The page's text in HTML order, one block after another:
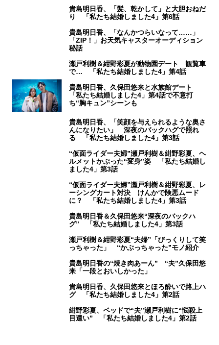
貴島明日香、「髪、乾かして」と大胆おねだ
り 「私たち結婚しました4」第6話
貴島明日香、「なんかつらいなって……」
「ZIP！」お天気キャスターオーディション
秘話
瀬戸利樹＆紺野彩夏が動物園デート 観覧車
で… 「私たち結婚しました4」第4話
貴島明日香、久保田悠来と水族館デート
「私たち結婚しました4」第4話で不意打
ち“胸キュン”シーンも
貴島明日香、「笑顔を与えられるような奥さ
んになりたい」 深夜のバックハグで照れ
る 「私たち結婚しました4」第3話
“仮面ライダー夫婦”瀬戸利樹＆紺野彩夏、ヘ
ルメットかぶった“変身”姿 「私たち結婚し
ました4」第3話
“仮面ライダー夫婦”瀬戸利樹＆紺野彩夏、レ
ーシングカート対決 けんかで険悪ムード
に？ 「私たち結婚しました4」第3話
貴島明日香＆久保田悠来“深夜のバックハ
グ” 「私たち結婚しました4」第3話
瀬戸利樹＆紺野彩夏“夫婦”「びっくりして笑
っちゃった」 “かぶっちゃった”モノ紹介
貴島明日香の“焼き肉あーん” “夫”久保田悠
来「一段とおいしかった」
貴島明日香、久保田悠来とほろ酔いで路上ハ
グ 「私たち結婚しました4」第2話
紺野彩夏、ベッドで“夫”瀬戸利樹に“悩殺上
目遣い” 「私たち結婚しました4」第2話